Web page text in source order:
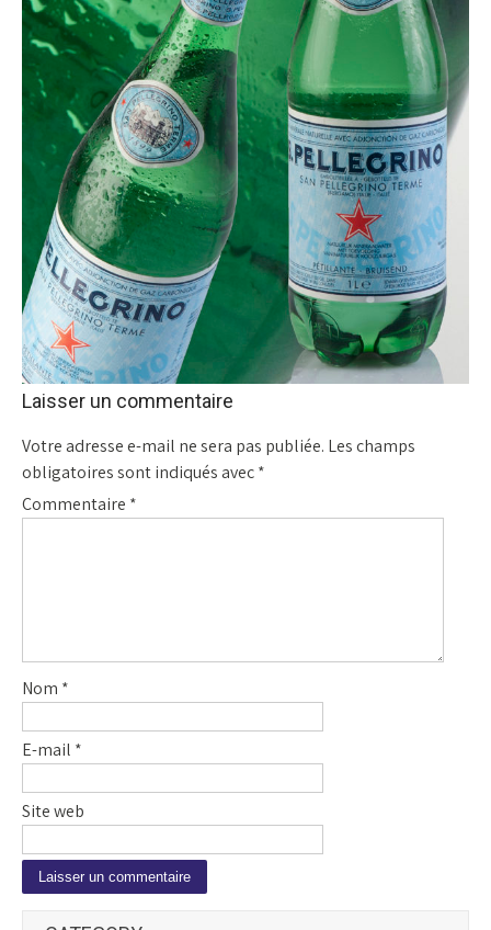
Laisser un commentaire
Votre adresse e-mail ne sera pas publiée. Les champs
obligatoires sont indiqués avec*
Commentaire *
Nom *
E-mail *
Site web